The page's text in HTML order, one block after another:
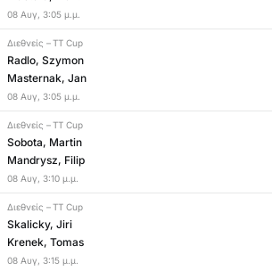
08 Αυγ, 3:05 μ.μ.
Διεθνείς – TT Cup
Radlo, Szymon
Masternak, Jan
08 Αυγ, 3:05 μ.μ.
Διεθνείς – TT Cup
Sobota, Martin
Mandrysz, Filip
08 Αυγ, 3:10 μ.μ.
Διεθνείς – TT Cup
Skalicky, Jiri
Krenek, Tomas
08 Αυγ, 3:15 μ.μ.